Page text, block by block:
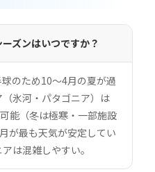
ズンはいつですか？
のため10〜4月の夏が過
氷河・パタゴニア）は
能（冬は極寒・一部施設
が最も天気が安定してい
は混雑しやすい。